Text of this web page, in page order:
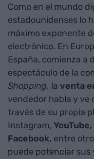
Como en el mundo
estadounidenses lo
máximo exponente
electrónico. En
España, comienza a
espectáculo de la
Shopping, la venta
vendedor habla y ve
través de su propia
Instagram,
Facebook, entre
puede potenciar sus